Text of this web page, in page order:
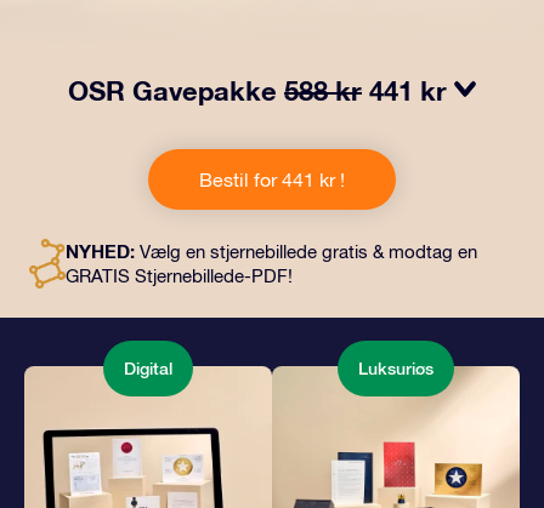
OSR Gavepakke 588 kr 441 kr
Denne gave inkluderer en smuk kuvert og personlige
dokumenter, der sendes til en adresse efter dit eget
valg, samt digitale dokumenter og gratis brug af vores
venner og familie.
Bestil for 441 kr !
NYHED: Vælg en stjernebillede gratis & modtag en
GRATIS Stjernebillede-PDF!
Digital Luksuriøs